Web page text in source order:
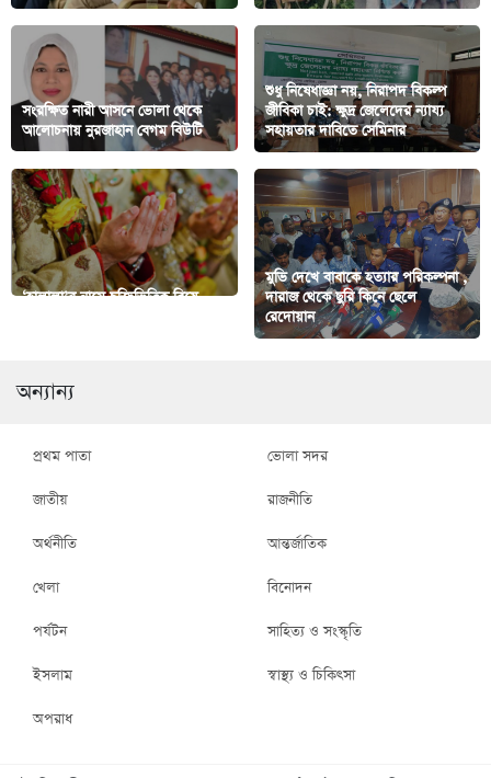
সংরক্ষিত নারী আসনে ভোলা থেকে
আলোচনায় নুরজাহান বেগম বিউটি
শুধু নিষেধাজ্ঞা নয়, নিরাপদ বিকল্প
জীবিকা চাই: ক্ষুদ্র জেলেদের ন্যায্য
সহায়তার দাবিতে সেমিনার
‘হালালা’র নামে চুক্তিভিত্তিক বিয়ে
মুভি দেখে বাবাকে হত্যার পরিকল্পনা ,
দারাজ থেকে ছুরি কিনে ছেলে
রেদোয়ান
অন্যান্য
প্রথম পাতা ভোলা সদর
জাতীয় রাজনীতি
অর্থনীতি আন্তর্জাতিক
খেলা বিনোদন
পর্যটন সাহিত্য ও সংস্কৃতি
ইসলাম স্বাস্থ্য ও চিকিৎসা
অপরাধ